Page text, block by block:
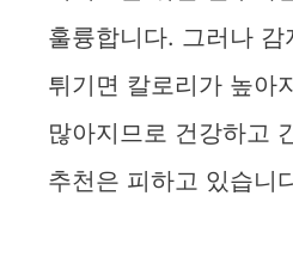
훌륭합니다. 그러나 감
튀기면 칼로리가 높아
많아지므로 건강하고
추천은 피하고 있습니